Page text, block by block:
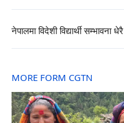
नेपालमा विदेशी विद्यार्थी सम्भावना धेरै
MORE FORM CGTN